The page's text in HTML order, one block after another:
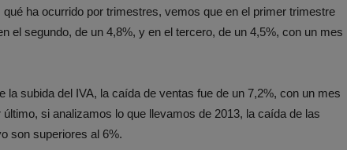
ha ocurrido por trimestres, vemos que en el primer trimestre
el segundo, de un 4,8%, y en el tercero, de un 4,5%, con un mes
la subida del IVA, la caída de ventas fue de un 7,2%, con un mes
si analizamos lo que llevamos de 2013, la caída de las
son superiores al 6%.